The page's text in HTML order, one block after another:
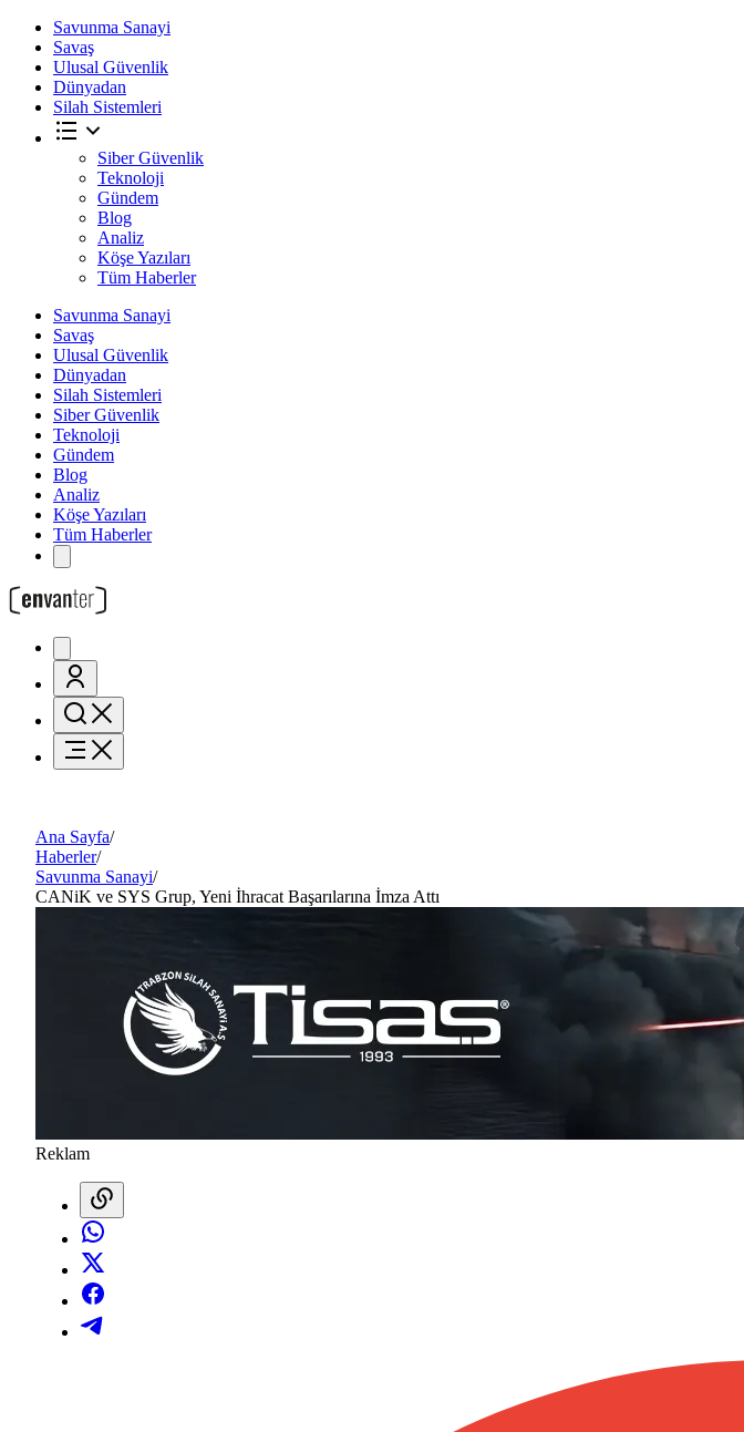
Savunma Sanayi
Savaş
Ulusal Güvenlik
Dünyadan
Silah Sistemleri
Siber Güvenlik
Teknoloji
Gündem
Blog
Analiz
Köşe Yazıları
Tüm Haberler
Savunma Sanayi
Savaş
Ulusal Güvenlik
Dünyadan
Silah Sistemleri
Siber Güvenlik
Teknoloji
Gündem
Blog
Analiz
Köşe Yazıları
Tüm Haberler
Ana Sayfa/
Haberler/
Savunma Sanayi/
CANiK ve SYS Grup, Yeni İhracat Başarılarına İmza Attı
Reklam